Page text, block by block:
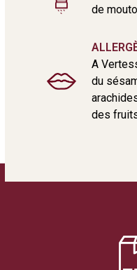
de
A
du
des